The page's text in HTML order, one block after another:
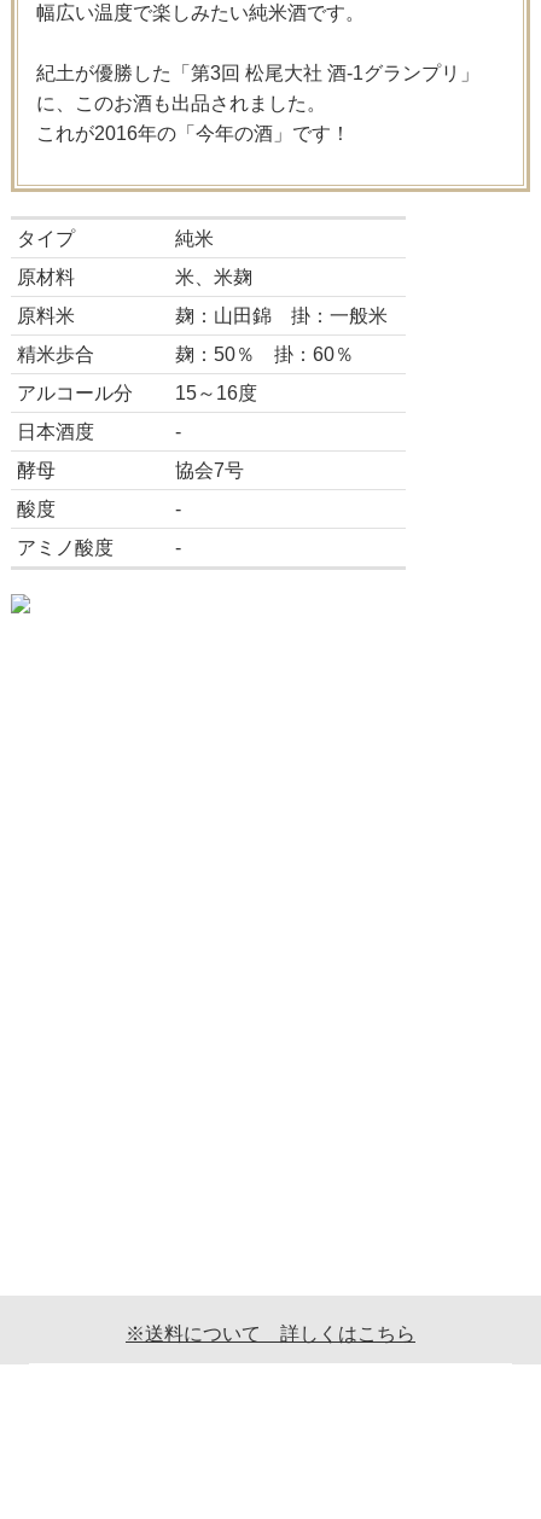
幅広い温度で楽しみたい純米酒です。
紀土が優勝した「第3回 松尾大社 酒-1グランプリ」
に、このお酒も出品されました。
これが2016年の「今年の酒」です！
タイプ
純米
原材料
米、米麹
原料米
麹：山田錦 掛：一般米
精米歩合
麹：50％ 掛：60％
アルコール分
15～16度
日本酒度
-
酵母
協会7号
酸度
-
アミノ酸度
-
※送料について 詳しくはこちら